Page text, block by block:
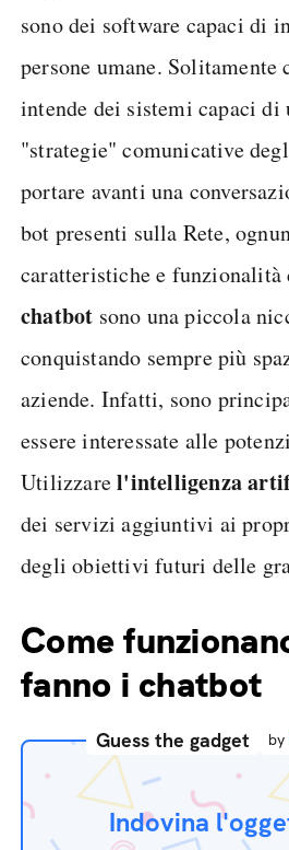
sono dei software capaci di
persone umane. Solitamente
intende dei sistemi capaci di
"strategie" comunicative
portare avanti una
bot presenti sulla Rete,
caratteristiche e
chatbot sono una piccola
conquistando sempre più
aziende. Infatti, sono
essere interessate alle
Utilizzarel'intelligenza
dei servizi aggiuntivi ai
degli obiettivi futuri delle
Come
fanno i chatbot
Guess the gadget by
Indovina